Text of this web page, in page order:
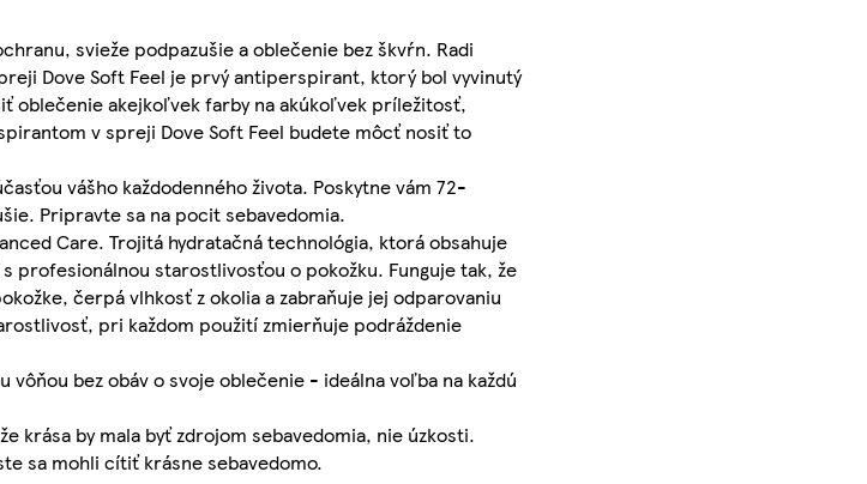
svieže podpazušie a oblečenie bez škvŕn. Radi
Dove Soft Feel je prvý antiperspirant, ktorý bol vyvinutý
oblečenie akejkoľvek farby na akúkoľvek príležitosť,
v spreji Dove Soft Feel budete môcť nosiť to
vášho každodenného života. Poskytne vám 72-
Pripravte sa na pocit sebavedomia.
Care. Trojitá hydratačná technológia, ktorá obsahuje
profesionálnou starostlivosťou o pokožku. Funguje tak, že
čerpá vlhkosť z okolia a zabraňuje jej odparovaniu
pri každom použití zmierňuje podráždenie
bez obáv o svoje oblečenie - ideálna voľba na každú
krása by mala byť zdrojom sebavedomia, nie úzkosti.
sa mohli cítiť krásne sebavedomo.